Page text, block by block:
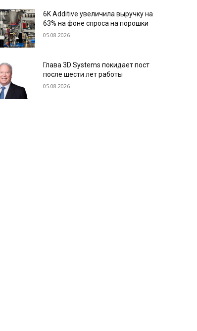
6K Additive увеличила выручку на
63% на фоне спроса на порошки
05.08.2026
Глава 3D Systems покидает пост
после шести лет работы
05.08.2026